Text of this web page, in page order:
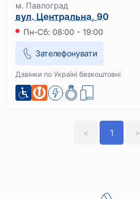
м. Павлоград
вул. Центральна, 90
Пн-Сб: 08:00 - 19:00
Зателефонувати
Дзвінки по Україні безкоштовні
< 1 >